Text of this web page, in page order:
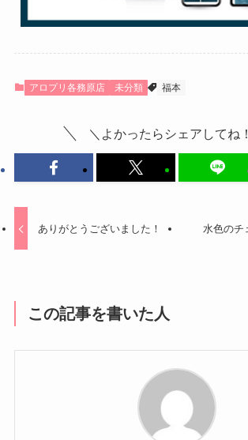
アロプリ各務原店 未分類 福本
＼よかったらシェアしてね
ありがとうございました！ 水色のチ
この記事を書いた人